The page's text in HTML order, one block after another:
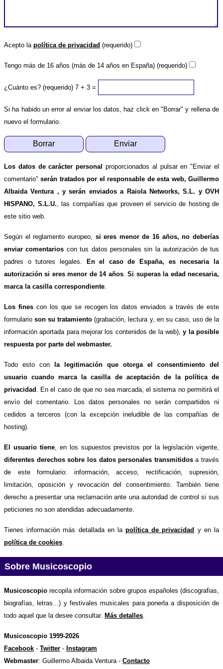
Acepto la política de privacidad (requerido)
Tengo más de 16 años (más de 14 años en España) (requerido)
¿Cuánto es? (requerido) 7 + 3 =
Si ha habido un error al enviar los datos, haz click en "Borrar" y rellena de
nuevo el formulario.
Los datos de carácter personal
proporcionados al pulsar en "Enviar el
comentario"serán tratados por el responsable de esta web, Guillermo
Albaida Ventura , y serán enviados a Raiola Networks, S.L. y OVH
HISPANO, S.L.U. , las compañías que proveen el servicio de hosting de
este sitio web.
Según el reglamento europeo, si eres menor de 16 años, no deberías
enviar comentarios con tus datos personales sin la autorización de tus
padres o tutores legales.
En el caso de España, es necesaria la
autorización si eres menor de 14 años.Si superas la edad necesaria,
marca la casilla correspondiente
Los finescon los que se recogen los datos enviados a través de este
formularioson su tratamiento (grabación, lectura y, en su caso, uso de la
información aportada para mejorar los contenidos de la web),y la posible
respuesta por parte del webmaster.
Todo esto con
la legitimación que otorga el consentimiento del
usuario cuando marca la casilla de aceptación de la política de
privacidad
. En el caso de que no sea marcada, el sistema no permitirá el
envío del comentario. Los datos personales no serán compartidos ni
cedidos a terceros (con la excepción ineludible de las compañías de
hosting).
El usuario tiene, en los supuestos previstos por la legislación vigente,
diferentes derechos sobre los datos personales transmitidosa través
de este formulario: información, acceso, rectificación, supresión,
limitación, oposición y revocación del consentimiento. También tiene
derecho a presentar una reclamación ante una autoridad de control si sus
peticiones no son atendidas adecuadamente.
Tienes información más detallada en lapolítica de privacidad y en la
política de cookies
Sobre Musicoscopio
Musicoscopio recopila información sobre grupos españoles (discografias,
biografías, letras...) y festivales musicales para ponerla a disposición de
todo aquel que la desee consultar. Más detalles.
Musicoscopio 1999-2026
Facebook - Twitter - Instagram
Webmaster: Guillermo Albaida Ventura - Contacto